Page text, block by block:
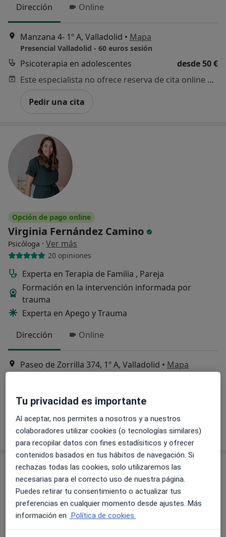
Dirección Online
Manzana 4- 1º A, Valladolid • Mapa
Presencial Valladolid - 60 euros sesión
Psicoterapia en adolescentes
desde 50 €
Este especialista no ofrece reserva de cita online en esta dirección.
Pedir una cita
Opción de pago online
Virginia Fernández Camino
Psicóloga · Ver más
20 opiniones
Experta en Terapia de Familia , Pareja
Formación en la intervención informada por
trauma
Experta en Apego y Trauma
Dirección
Online
Paseo de Zorrilla 374, 1º A, Valladolid • Mapa
Pedir una cita
Tu privacidad es importante
Al aceptar, nos permites a nosotros y a nuestros
colaboradores utilizar cookies (o tecnologías similares)
para recopilar datos con fines estadísiticos y ofrecer
contenidos basados en tus hábitos de navegación. Si
rechazas todas las cookies, solo utilizaremos las
necesarias para el correcto uso de nuestra página.
Puedes retirar tu consentimiento o actualizar tus
preferencias en cualquier momento desde ajustes. Más
información en Política de cookies.